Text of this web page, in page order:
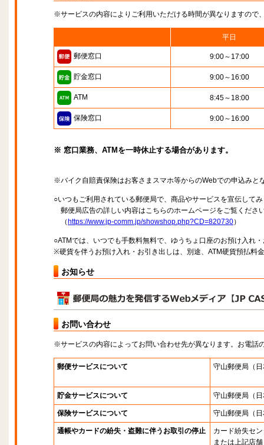
※サービスの内容によりご利用いただける時間が異なりますので
平日
郵便窓口 9:00～17:00
貯金窓口 9:00～16:00
ATM 8:45～18:00
保険窓口 9:00～16:00
※ 窓口業務、ATMを一時休止する場合があります。
※バイク自賠責保険はお客さまスマホ等からのWebでの申込みと
○いつもご利用されている郵便局で、商品やサービスを宣伝して
郵便局広告の詳しい内容はこちらのホームページをご覧くださ
（ https://www.jp-comm.jp/showshop.php?CD=820730）
○ATMでは、いつでも手数料無料で、ゆうちょ口座のお預け入れ
※硬貨を伴うお預け入れ・お引き出しは、別途、ATM硬貨預払料
お知らせ
お問い合わせ
※サービスの内容によってお問い合わせ先が異なります。お電話
郵便サービスについて 守山郵便局 （
貯金サービスについて 守山郵便局 （
保険サービスについて 守山郵便局 （
通帳やカードの紛失・盗難に伴うお取引の停止
カード紛失セ
または上記店舗